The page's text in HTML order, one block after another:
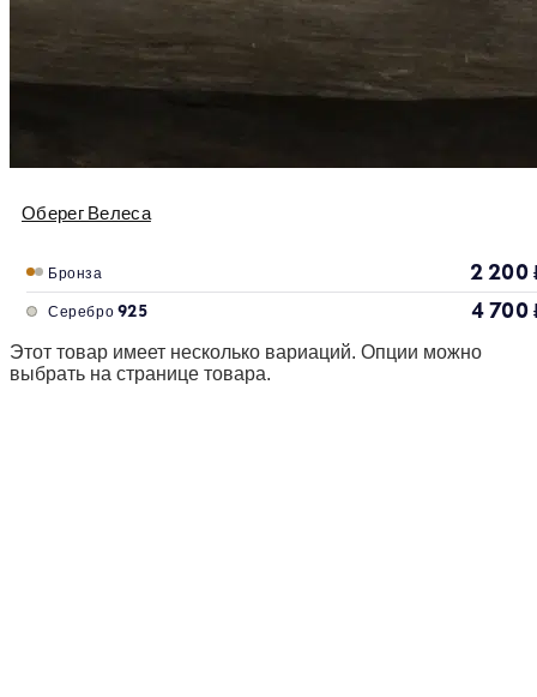
Оберег Велеса
Бронза 2 200
Серебро 925 4 700
Этот товар имеет несколько вариаций. Опции можно
выбрать на странице товара.